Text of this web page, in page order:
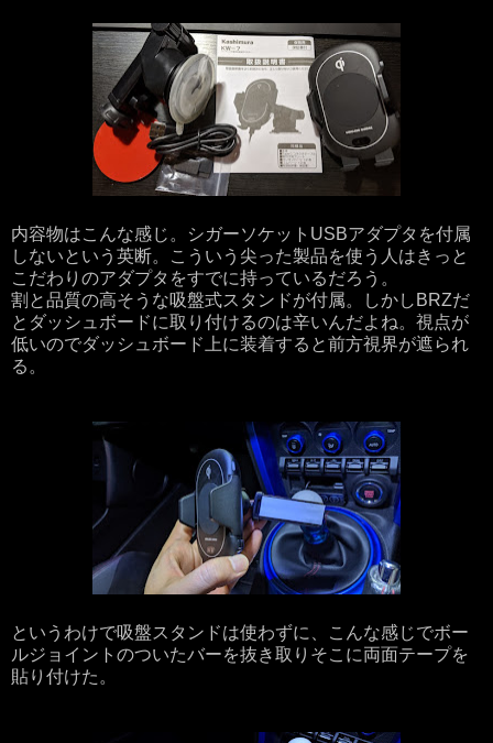
内容物はこんな感じ。シガーソケットUSBアダプタを付属
しないという英断。こういう尖った製品を使う人はきっと
こだわりのアダプタをすでに持っているだろう。
割と品質の高そうな吸盤式スタンドが付属。しかしBRZだ
とダッシュボードに取り付けるのは辛いんだよね。視点が
低いのでダッシュボード上に装着すると前方視界が遮られ
る。
というわけで吸盤スタンドは使わずに、こんな感じでボー
ルジョイントのついたバーを抜き取りそこに両面テープを
貼り付けた。